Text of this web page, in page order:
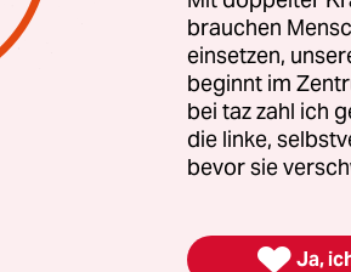
ein, dass die gewieftesten
der Wende zwei
Sie sollten, ausgerüstet
koffergroßen Handys
nannte die beiden
GmbH so, die mit
Pfadfinder“ übersetzte.
brauchen
einsetzen,
beginnt im
bei taz zahl ich
die linke,
bevor sie
 Ja,